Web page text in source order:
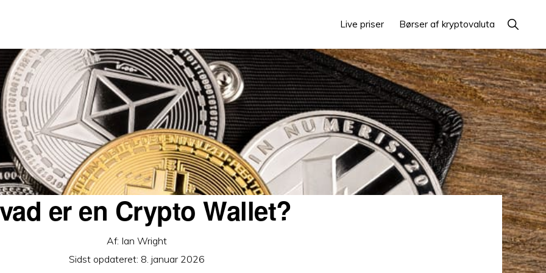
Live priser Børser af kryptovaluta Vis
søgning
er en Crypto Wallet?
Af: Ian Wright
Sidst opdateret: 8. januar 2026